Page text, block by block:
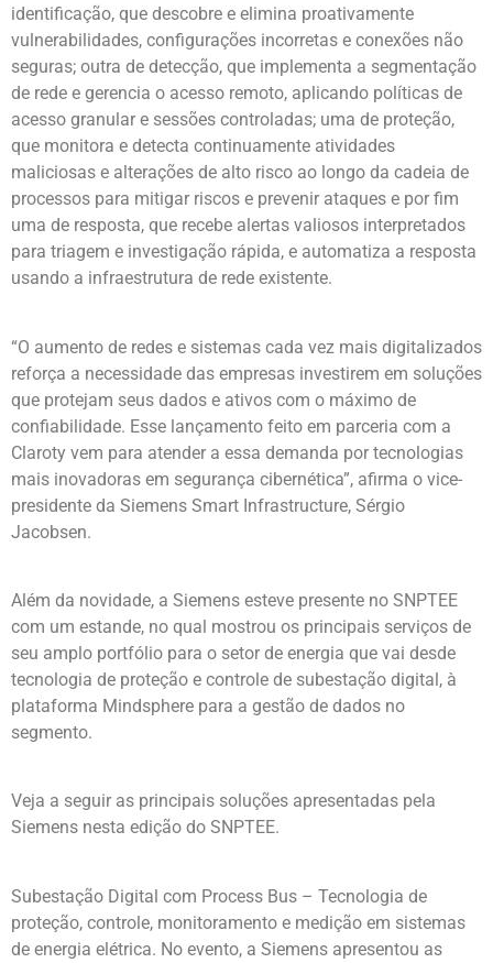
identificação, que descobre e elimina proativamente
vulnerabilidades, configurações incorretas e conexões não
seguras; outra de detecção, que implementa a segmentação
de rede e gerencia o acesso remoto, aplicando políticas de
acesso granular e sessões controladas; uma de proteção,
que monitora e detecta continuamente atividades
maliciosas e alterações de alto risco ao longo da cadeia de
processos para mitigar riscos e prevenir ataques e por fim
uma de resposta, que recebe alertas valiosos interpretados
para triagem e investigação rápida, e automatiza a resposta
usando a infraestrutura de rede existente.
“O aumento de redes e sistemas cada vez mais digitalizados
reforça a necessidade das empresas investirem em soluções
que protejam seus dados e ativos com o máximo de
confiabilidade. Esse lançamento feito em parceria com a
Claroty vem para atender a essa demanda por tecnologias
mais inovadoras em segurança cibernética”, afirma o vice-
presidente da Siemens Smart Infrastructure, Sérgio
Jacobsen.
Além da novidade, a Siemens esteve presente no SNPTEE
com um estande, no qual mostrou os principais serviços de
seu amplo portfólio para o setor de energia que vai desde
tecnologia de proteção e controle de subestação digital, à
plataforma Mindsphere para a gestão de dados no
segmento.
Veja a seguir as principais soluções apresentadas pela
Siemens nesta edição do SNPTEE.
Subestação Digital com Process Bus – Tecnologia de
proteção, controle, monitoramento e medição em sistemas
de energia elétrica. No evento, a Siemens apresentou as